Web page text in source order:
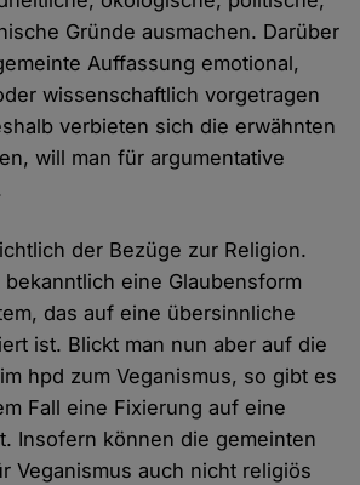
Gründe ausmachen. Darüber
Auffassung emotional,
wissenschaftlich vorgetragen
verbieten sich die erwähnten
will man für argumentative
der Bezüge zur Religion.
bekanntlich eine Glaubensform
das auf eine übersinnliche
ist. Blickt man nun aber auf die
hpd zum Veganismus, so gibt es
Fall eine Fixierung auf eine
Insofern können die gemeinten
Veganismus auch nicht religiös